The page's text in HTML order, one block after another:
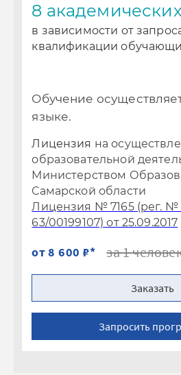
8
в зависимости от
квалификации
Обучение
языке.
Лицензия на
образовательной
Министерством
Самарской области
Лицензия № 7165 (рег. №
63/00199107) от 25.09.2017
от 8 600 ₽* за 1
Заказать
Запросить